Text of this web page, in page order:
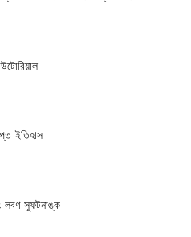
ইতিহাস
লবণ স্ফুটনাঙ্ক